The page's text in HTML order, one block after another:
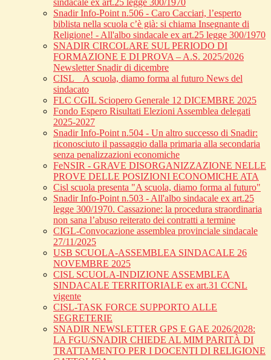
sindacale ex art.25 legge 300/1970
Snadir Info-Point n.506 - Caro Cacciari, l’esperto
biblista nella scuola c’è già: si chiama Insegnante di
Religione! - All'albo sindacale ex art.25 legge 300/1970
SNADIR CIRCOLARE SUL PERIODO DI
FORMAZIONE E DI PROVA – A.S. 2025/2026
Newsletter Snadir di dicembre
CISL _ A scuola, diamo forma al futuro News del
sindacato
FLC CGIL Sciopero Generale 12 DICEMBRE 2025
Fondo Espero Risultati Elezioni Assemblea delegati
2025-2027
Snadir Info-Point n.504 - Un altro successo di Snadir:
riconosciuto il passaggio dalla primaria alla secondaria
senza penalizzazioni economiche
FeNSIR - GRAVE DISORGANIZZAZIONE NELLE
PROVE DELLE POSIZIONI ECONOMICHE ATA
Cisl scuola presenta "A scuola, diamo forma al futuro"
Snadir Info-Point n.503 - All'albo sindacale ex art.25
legge 300/1970. Cassazione: la procedura straordinaria
non sana l’abuso reiterato dei contratti a termine
CIGL-Convocazione assemblea provinciale sindacale
27/11/2025
USB SCUOLA-ASSEMBLEA SINDACALE 26
NOVEMBRE 2025
CISL SCUOLA-INDIZIONE ASSEMBLEA
SINDACALE TERRITORIALE ex art.31 CCNL
vigente
CISL-TASK FORCE SUPPORTO ALLE
SEGRETERIE
SNADIR NEWSLETTER GPS E GAE 2026/2028:
LA FGU/SNADIR CHIEDE AL MIM PARITÀ DI
TRATTAMENTO PER I DOCENTI DI RELIGIONE